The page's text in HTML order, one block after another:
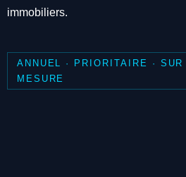
immobiliers.
ANNUEL · PRIORITAIRE · SUR
MESURE